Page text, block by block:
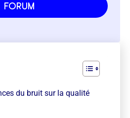
forum
du bruit sur la qualité